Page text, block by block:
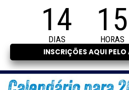
14
DIAS
15
HORAS
INSCRIÇÕES AQUI PELO